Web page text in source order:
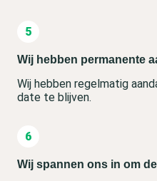
Wij hebben permanente
Wij hebben regelmatig
date te blijven.
Wij spannen ons in om